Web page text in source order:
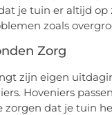
je tuin er altijd
zoals
Zorg
zijn eigen
Hoveniers
zorgen dat je tuin